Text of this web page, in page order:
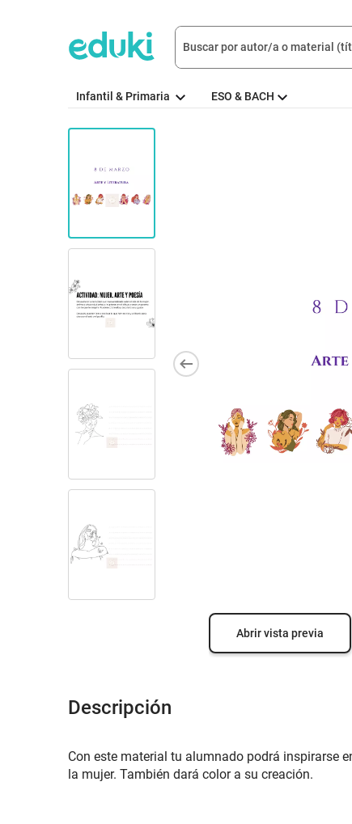
Infantil & Primaria ESO & BACH
Abrir vista previa
Descripción
Con este material tu alumnado podrá inspirarse
la mujer. También dará color a su creación.